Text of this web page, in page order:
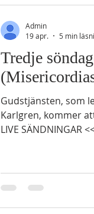
natt. 22
Tredje
Gudstjänsten, som
Karlgren, kommer
LIVE SÄNDNINGAR << TEMA Herren vår herde Tredje
16 ”Må Herren, den
kött, sätta en man över
Admin
19 apr.
5 min